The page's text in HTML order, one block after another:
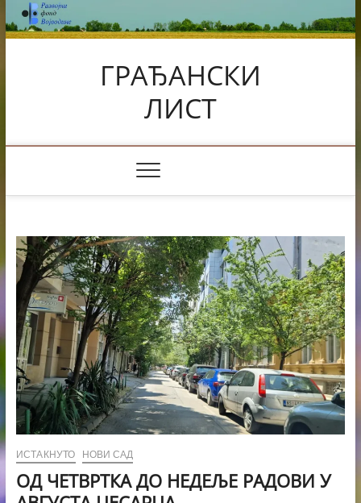
Skip
to
content
ГРАЂАНСКИ
ЛИСТ
ИСТАКНУТО НОВИ САД
ОД ЧЕТВРТКА ДО НЕДЕЉЕ РАДОВИ У